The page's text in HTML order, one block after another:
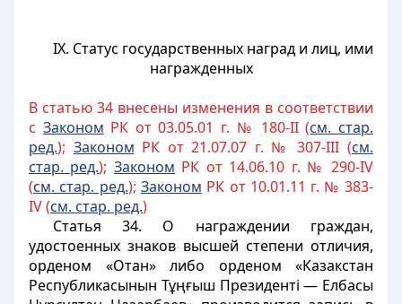
IX. Статус государственных наград и лиц, ими
награжденных
В статью 34 внесены изменения в соответствии
с Законом РК от 03.05.01 г. № 180-II (см. стар.
ред.); Законом РК от 21.07.07 г. № 307-III (см.
стар. ред.); Законом РК от 14.06.10 г. № 290-IV
(см. стар. ред.); Законом РК от 10.01.11 г. № 383-
IV (см. стар. ред.)
Статья 34. О награждении граждан,
удостоенных знаков высшей степени отличия,
орденом «Отан» либо орденом «Казакстан
Республикасынын Тұңғыш Президенті — Елбасы